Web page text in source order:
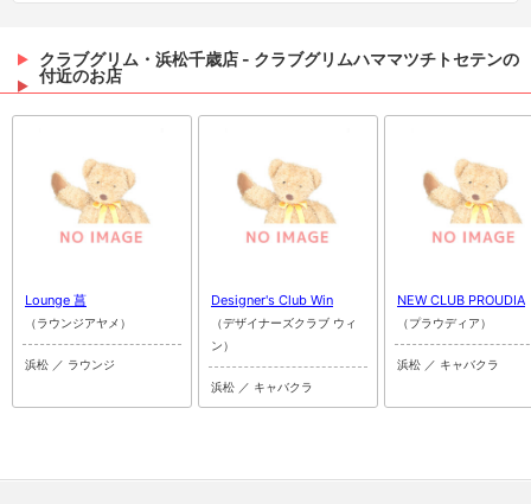
クラブグリム・浜松千歳店 - クラブグリムハママツチトセテンの
付近のお店
Lounge 菖
（ラウンジアヤメ）
浜松 ／ ラウンジ
Designer's Club Win
（デザイナーズクラブ ウィ
ン）
浜松 ／ キャバクラ
NEW CLUB PROUDIA
（プラウディア）
浜松 ／ キャバクラ